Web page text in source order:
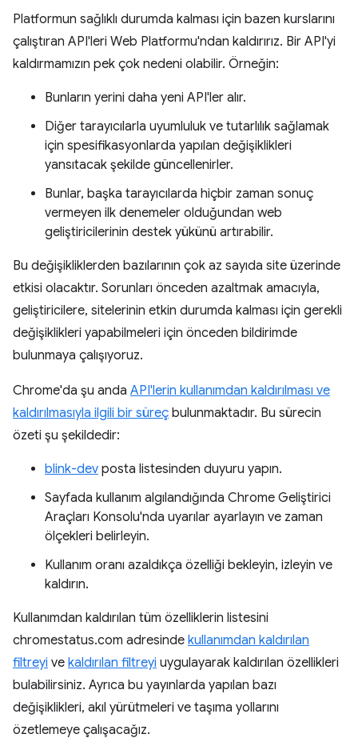
Platformun sağlıklı durumda kalması için bazen kurslarını
çalıştıran API'leri Web Platformu'ndan kaldırırız. Bir API'yi
kaldırmamızın pek çok nedeni olabilir. Örneğin:
Bunların yerini daha yeni API'ler alır.
Diğer tarayıcılarla uyumluluk ve tutarlılık sağlamak
için spesifikasyonlarda yapılan değişiklikleri
yansıtacak şekilde güncellenirler.
Bunlar, başka tarayıcılarda hiçbir zaman sonuç
vermeyen ilk denemeler olduğundan web
geliştiricilerinin destek yükünü artırabilir.
Bu değişikliklerden bazılarının çok az sayıda site üzerinde
etkisi olacaktır. Sorunları önceden azaltmak amacıyla,
geliştiricilere, sitelerinin etkin durumda kalması için gerekli
değişiklikleri yapabilmeleri için önceden bildirimde
bulunmaya çalışıyoruz.
Chrome'da şu anda API'lerin kullanımdan kaldırılması ve
kaldırılmasıyla ilgili bir süreç bulunmaktadır. Bu sürecin
özeti şu şekildedir:
blink-dev posta listesinden duyuru yapın.
Sayfada kullanım algılandığında Chrome Geliştirici
Araçları Konsolu'nda uyarılar ayarlayın ve zaman
ölçekleri belirleyin.
Kullanım oranı azaldıkça özelliği bekleyin, izleyin ve
kaldırın.
Kullanımdan kaldırılan tüm özelliklerin listesini
chromestatus.com adresinde kullanımdan kaldırılan
filtreyi ve kaldırılan filtreyi uygulayarak kaldırılan özellikleri
bulabilirsiniz. Ayrıca bu yayınlarda yapılan bazı
değişiklikleri, akıl yürütmeleri ve taşıma yollarını
özetlemeye çalışacağız.